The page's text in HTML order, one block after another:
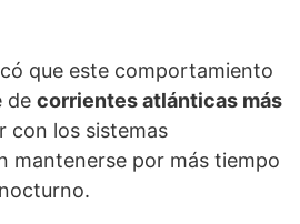
que este comportamiento
de corrientes atlánticas más
con los sistemas
mantenerse por más tiempo